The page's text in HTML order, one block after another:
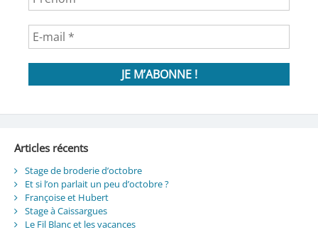
Articles récents
Stage de broderie d’octobre
Et si l’on parlait un peu d’octobre ?
Françoise et Hubert
Stage à Caissargues
Le Fil Blanc et les vacances